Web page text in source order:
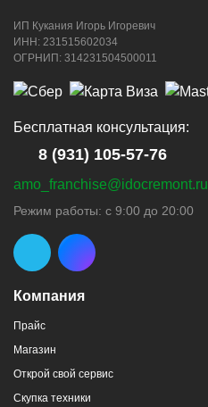
ИП Кукания Игорь Игоревич
ИНН: 231515602034
ОГРНИП: 314231504500011
Компания
Прайс
Магазин
Открой свой сервис
Скупка техники
Бесплатная консультация:
8 (931) 105-57-76
amo_franchise@idocremont.ru
Режим работы: с 9:00 до 20:00